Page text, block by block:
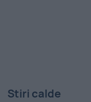
Stiri calde